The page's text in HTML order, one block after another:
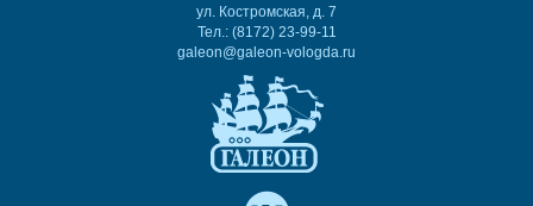
ул. Костромская, д. 7
Тел.: (8172) 23-99-11
galeon@galeon-vologda.ru